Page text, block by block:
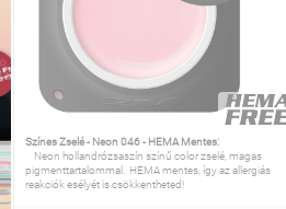
Színes Zselé - Neon 046 - HEMA Mentes:
Neon hollandrózsaszín színű color zselé, magas
pigmenttartalommal. HEMA mentes, így az allergiás
reakciók esélyét is csökkentheted!